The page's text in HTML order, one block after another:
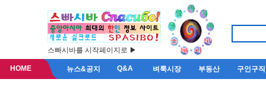
스빠시바를 시작페이지로 ▶
HOME 뉴스&공지 Q&A 벼룩시장 부동산 구인구직